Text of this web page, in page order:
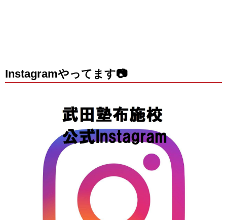
Instagramやってます📷